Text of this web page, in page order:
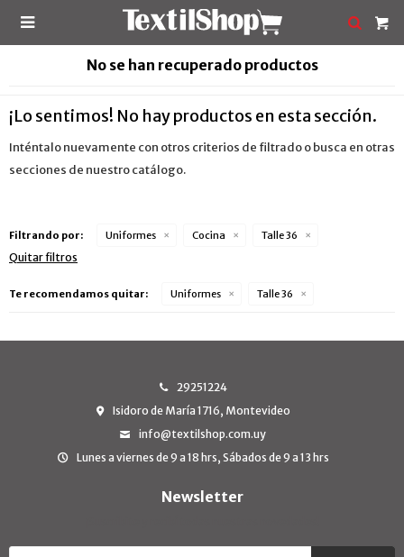

No se han recuperado productos
¡Lo sentimos! No hay productos en esta sección.
Inténtalo nuevamente con otros criterios de filtrado o busca en otras
secciones de nuestro catálogo.
Filtrando por: Uniformes Cocina Talle 36
Quitar filtros
Te recomendamos quitar: Uniformes Talle 36
29251224
Isidoro de María 1716, Montevideo
info@textilshop.com.uy
Lunes a viernes de 9 a 18 hrs, Sábados de 9 a 13 hrs
Newsletter